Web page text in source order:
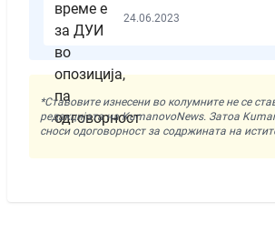
24.06.2023
*Ставовите изнесени во колумните не се
редакцијата на KumanovoNews. Затоа
сноси одоговорност за содржината на